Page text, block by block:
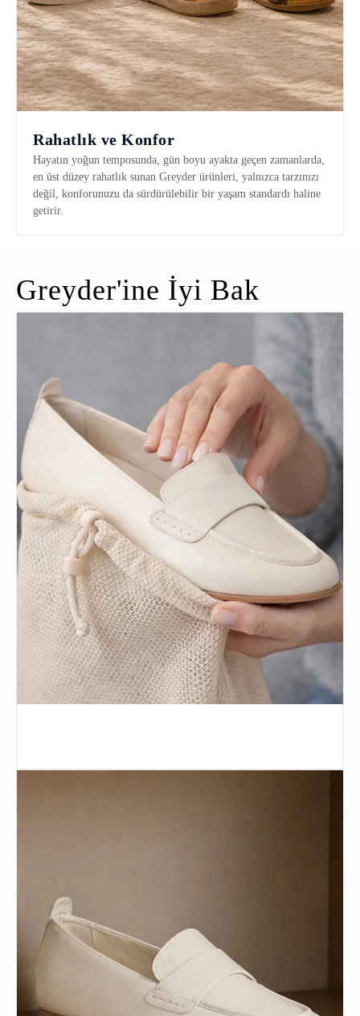
Rahatlık ve Konfor
Hayatın yoğun temposunda, gün boyu ayakta geçen zamanlarda,
en üst düzey rahatlık sunan Greyder ürünleri, yalnızca tarzınızı
değil, konforunuzu da sürdürülebilir bir yaşam standardı haline
getirir.
Greyder'ine İyi Bak